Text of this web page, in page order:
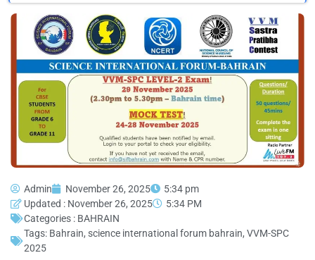
Admin November 26, 2025
5:34 pm
Updated : November 26, 2025
5:34 PM
Categories : BAHRAIN
Tags: Bahrain, science international forum bahrain, VVM-SPC
2025